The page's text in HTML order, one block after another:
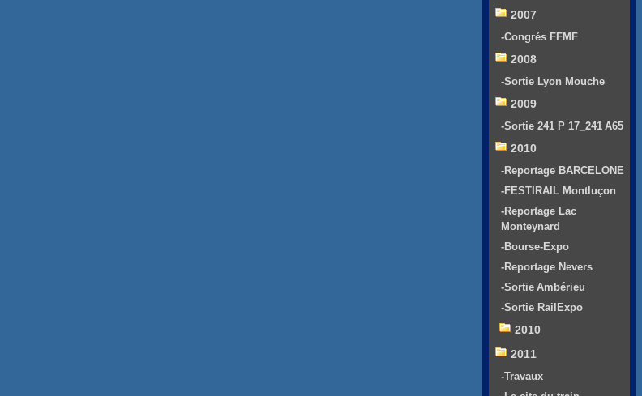
2007
-Congrés FFMF
2008
-Sortie Lyon Mouche
2009
-Sortie 241 P 17_241 A65
2010
-Reportage BARCELONE
-FESTIRAIL Montluçon
-Reportage Lac
Monteynard
-Bourse-Expo
-Reportage Nevers
-Sortie Ambérieu
-Sortie RailExpo
2010
2011
-Travaux